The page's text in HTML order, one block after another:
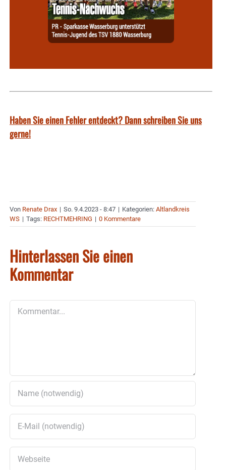
Haben Sie einen Fehler entdeckt? Dann schreiben Sie uns
gerne!
Von Renate Drax | So. 9.4.2023 - 8:47 | Kategorien: Altlandkreis
WS | Tags: RECHTMEHRING | 0 Kommentare
Hinterlassen Sie einen
Kommentar